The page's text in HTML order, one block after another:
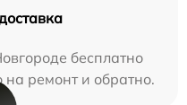
бесплатно
на ремонт и обратно.